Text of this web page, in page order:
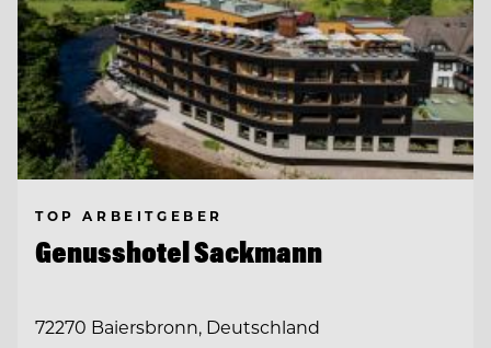
TOP ARBEITGEBER
Genusshotel Sackmann
72270 Baiersbronn, Deutschland